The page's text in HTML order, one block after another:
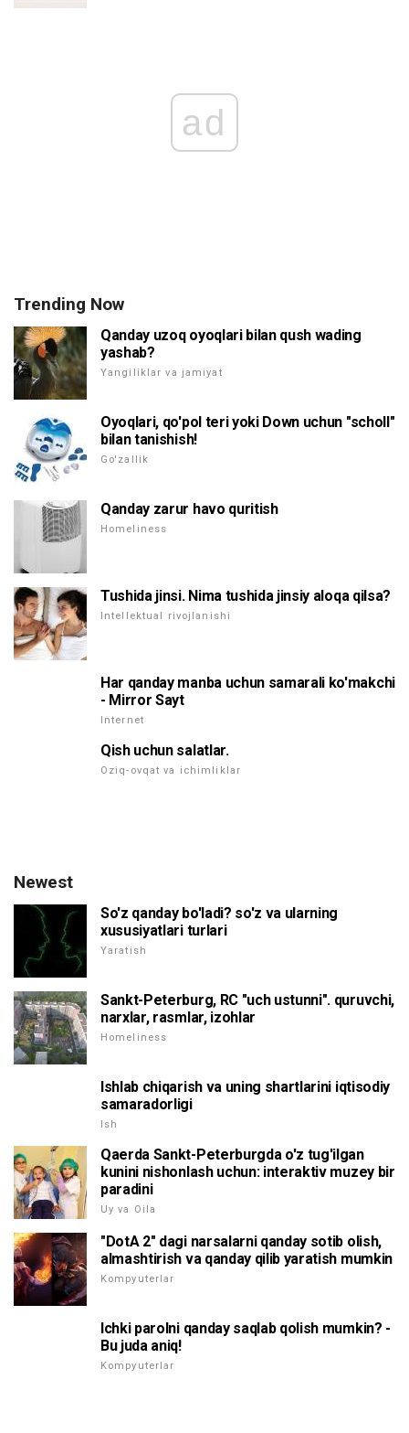
ad
Trending Now
Qanday uzoq oyoqlari bilan qush wading
yashab?
Yangiliklar va jamiyat
Oyoqlari, qo'pol teri yoki Down uchun "scholl"
bilan tanishish!
Go'zallik
Qanday zarur havo quritish
Homeliness
Tushida jinsi. Nima tushida jinsiy aloqa qilsa?
Intellektual rivojlanishi
Har qanday manba uchun samarali ko'makchi
- Mirror Sayt
Internet
Qish uchun salatlar.
Oziq-ovqat va ichimliklar
Newest
So'z qanday bo'ladi? so'z va ularning
xususiyatlari turlari
Yaratish
Sankt-Peterburg, RC "uch ustunni". quruvchi,
narxlar, rasmlar, izohlar
Homeliness
Ishlab chiqarish va uning shartlarini iqtisodiy
samaradorligi
Ish
Qaerda Sankt-Peterburgda o'z tug'ilgan
kunini nishonlash uchun: interaktiv muzey bir
paradini
Uy va Oila
"DotA 2" dagi narsalarni qanday sotib olish,
almashtirish va qanday qilib yaratish mumkin
Kompyuterlar
Ichki parolni qanday saqlab qolish mumkin? -
Bu juda aniq!
Kompyuterlar